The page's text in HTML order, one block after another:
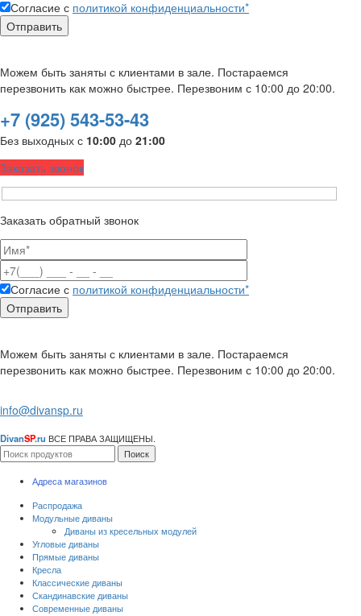
Согласие с политикой конфиденциальности*
Можем быть заняты с клиентами в зале. Постараемся
перезвонить как можно быстрее. Перезвоним с 10:00 до 20:00.
+7 (925) 543-53-43
Без выходных с 10:00 до 21:00
Заказать звонок
Заказать обратный звонок
Согласие с политикой конфиденциальности*
Можем быть заняты с клиентами в зале. Постараемся
перезвонить как можно быстрее. Перезвоним с 10:00 до 20:00.
info@divansp.ru
DivanSP.ru ВСЕ ПРАВА ЗАЩИЩЕНЫ.
Поиск
Адреса магазинов
Распродажа
Модульные диваны
Диваны из кресельных модулей
Угловые диваны
Прямые диваны
Кресла
Классические диваны
Скандинавские диваны
Современные диваны